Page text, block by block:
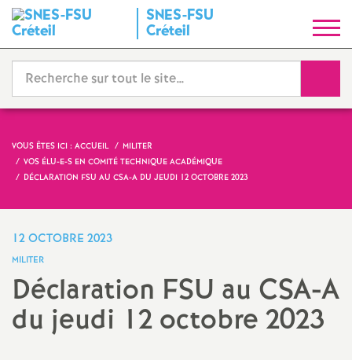
SNES-FSU
Créteil
y
n
a
t
VOUS ÊTES ICI : ACCUEIL
MILITER
VOS ÉLU-E-S EN COMITÉ TECHNIQUE ACADÉMIQUE
DÉCLARATION FSU AU CSA-A DU JEUDI 12 OCTOBRE 2023
12 OCTOBRE 2023
MILITER
Déclaration FSU au CSA-A
du jeudi 12 octobre 2023